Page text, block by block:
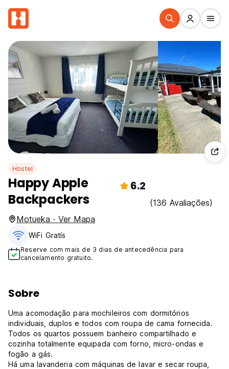
Hostel
Happy Apple
Backpackers
6.2
(136 Avaliações)
Motueka · Ver Mapa
WiFi Gratís
Reserve com mais de 3 dias de antecedência para
cancelamento gratuito.
Sobre
Uma acomodação para mochileiros com dormitórios
individuais, duplos e todos com roupa de cama fornecida.
Todos os quartos possuem banheiro compartilhado e
cozinha totalmente equipada com forno, micro-ondas e
fogão a gás.
Há uma lavanderia com máquinas de lavar e secar roupa,